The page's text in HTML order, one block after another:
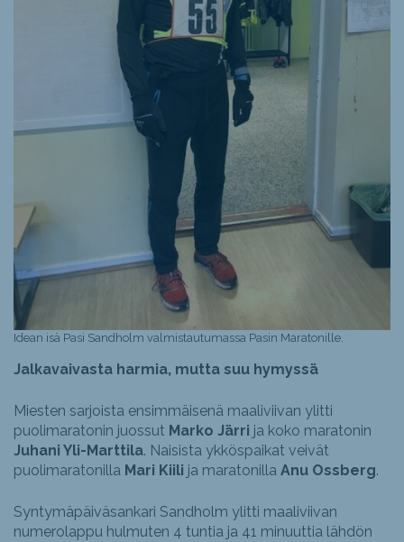
Idean isä Pasi Sandholm valmistautumassa Pasin Maratonille.
Jalkavaivasta harmia, mutta suu hymyssä
Miesten sarjoista ensimmäisenä maaliviivan ylitti
puolimaratonin juossut Marko Järri ja koko maratonin
Juhani Yli-Marttila. Naisista ykköspaikat veivät
puolimaratonilla Mari Kiili ja maratonilla Anu Ossberg.
Syntymäpäiväsankari Sandholm ylitti maaliviivan
numerolappu hulmuten 4 tuntia ja 41 minuuttia lähdön